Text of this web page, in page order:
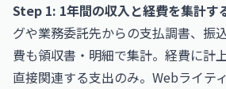
Step 1: 1年間の収入と経費を集計す
グや業務委託先からの支払調書、振
費も領収書・明細で集計。経費に計
直接関連する支出のみ。Webライテ